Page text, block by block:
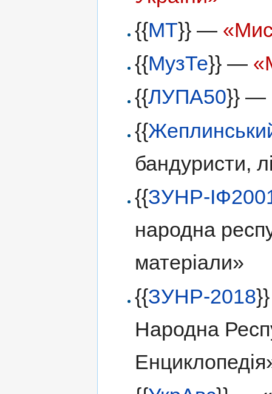
{{МТ}} —
{{МузТе}} —
{{ЛУПА50}} —
{{
бандуристи,
{{ЗУНР-
народна
матеріали»
{{ЗУНР-2018
Народна